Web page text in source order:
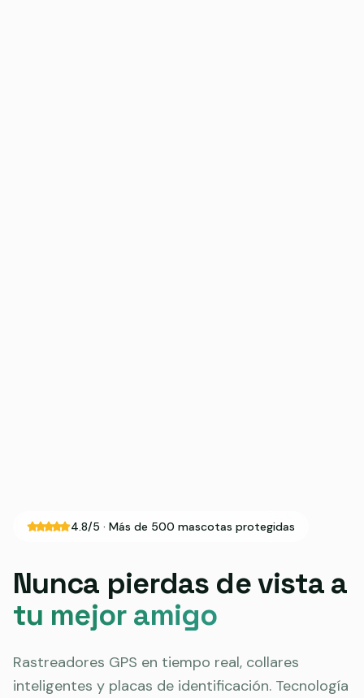
4.8/5 · Más de 500 mascotas protegidas
Nunca pierdas de vista a
tu mejor amigo
Rastreadores GPS en tiempo real, collares
inteligentes y placas de identificación. Tecnología